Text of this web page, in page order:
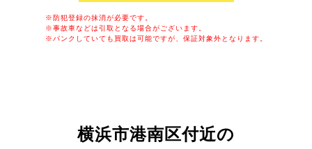
※防犯登録の抹消が必要です。
※事故車などは引取となる場合がございます。
※パンクしていても買取は可能ですが、保証対象外となります。
横浜市港南区付近の